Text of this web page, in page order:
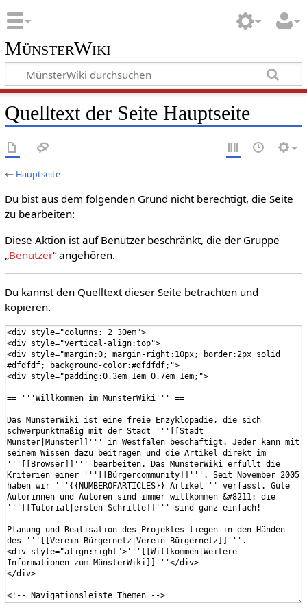
MünsterWiki
Quelltext der Seite Hauptseite
← Hauptseite
Du bist aus dem folgenden Grund nicht berechtigt, die Seite
zu bearbeiten:
Diese Aktion ist auf Benutzer beschränkt, die der Gruppe
Benutzer“ angehören.
Du kannst den Quelltext dieser Seite betrachten und
kopieren.